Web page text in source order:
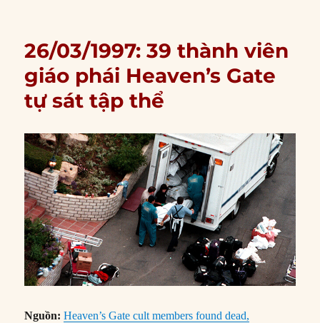
26/03/1997: 39 thành viên
giáo phái Heaven’s Gate
tự sát tập thể
Nguồn:Heaven’s Gate cult members found dead,